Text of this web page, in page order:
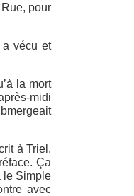
pour
a vécu et
la mort
midi
à Triel,
Ça
le Simple
avec